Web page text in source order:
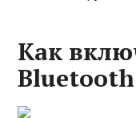
Как
Bluetooth